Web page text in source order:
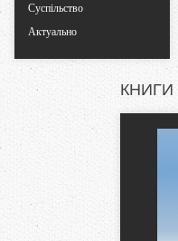
Суспільство
Актуально
КНИГИ